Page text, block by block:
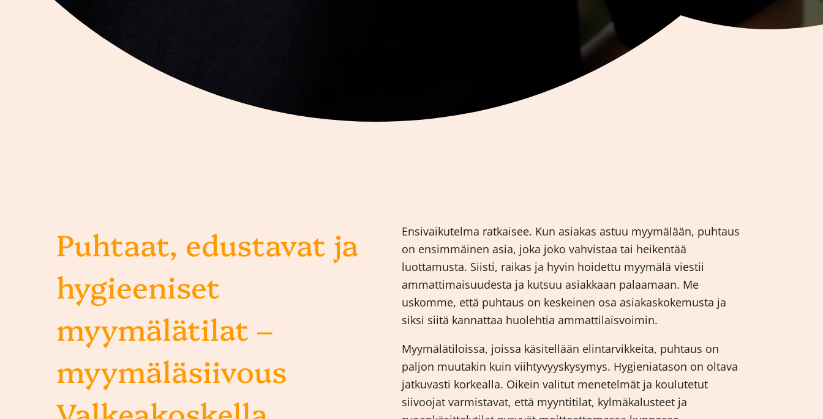
Puhtaat, edustavat ja
hygieeniset
myymälätilat –
myymäläsiivous
Ensivaikutelma ratkaisee. Kun asiakas astuu myymälään, puhtaus
on ensimmäinen asia, joka joko vahvistaa tai heikentää
luottamusta. Siisti, raikas ja hyvin hoidettu myymälä viestii
ammattimaisuudesta ja kutsuu asiakkaan palaamaan. Me
uskomme, että puhtaus on keskeinen osa asiakaskokemusta ja
siksi siitä kannattaa huolehtia ammattilaisvoimin.
Myymälätiloissa, joissa käsitellään elintarvikkeita, puhtaus on
paljon muutakin kuin viihtyvyyskysymys. Hygieniatason on oltava
jatkuvasti korkealla. Oikein valitut menetelmät ja koulutetut
siivoojat varmistavat, että myyntitilat, kylmäkalusteet ja